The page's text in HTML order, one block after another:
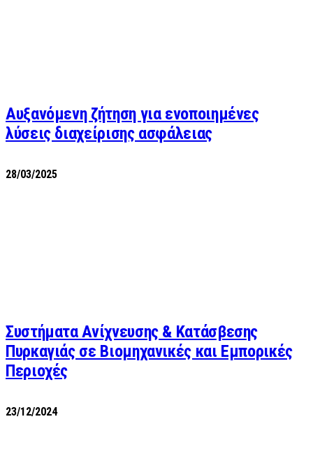
Αυξανόμενη ζήτηση για ενοποιημένες
λύσεις διαχείρισης ασφάλειας
28/03/2025
Συστήματα Ανίχνευσης & Κατάσβεσης
Πυρκαγιάς σε Βιομηχανικές και Εμπορικές
Περιοχές
23/12/2024